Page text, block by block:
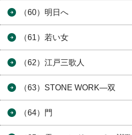
（60）明日へ
（61）若い女
（62）江戸三歌人
（63）STONE WORK―双
（64）門